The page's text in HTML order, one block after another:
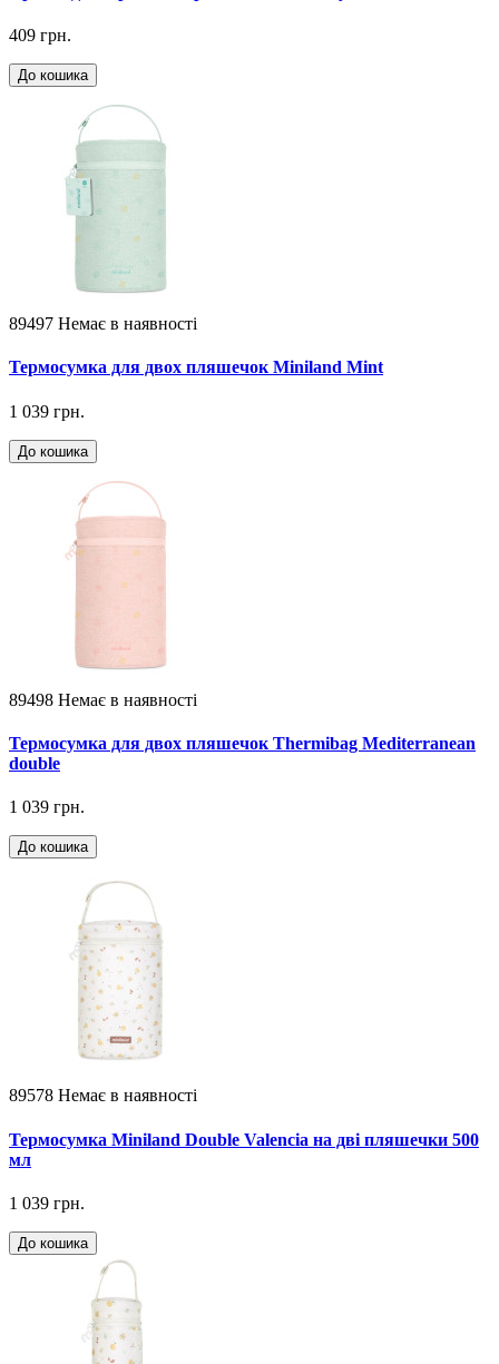
409 грн.
До кошика
89497 Немає в наявності
Термосумка для двох пляшечок Miniland Mint
1 039 грн.
До кошика
89498 Немає в наявності
Термосумка для двох пляшечок Thermibag Mediterranean
double
1 039 грн.
До кошика
89578 Немає в наявності
Термосумка Miniland Double Valencia на дві пляшечки 500
мл
1 039 грн.
До кошика